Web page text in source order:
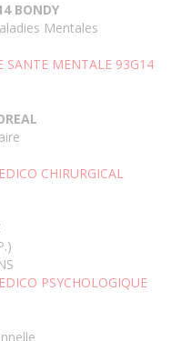
BONDY
Mentales
SANTE MENTALE 93G14
CHIRURGICAL
PSYCHOLOGIQUE